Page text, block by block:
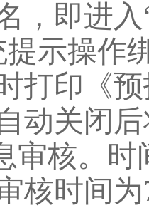
，即进
提示操作
打印 《
动关闭
审核。时
核时间为